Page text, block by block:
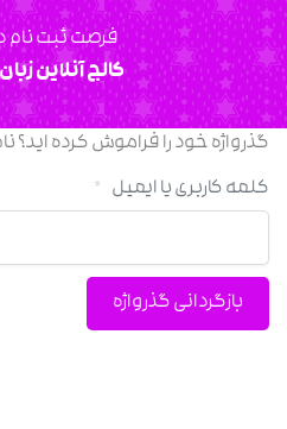
فرصت ثبت نام
کالج آنلاین
گذرواژه خود را فراموش کرده اید؟
کلمه کاربری یا ایمیل *
بازگردانی گذرواژه